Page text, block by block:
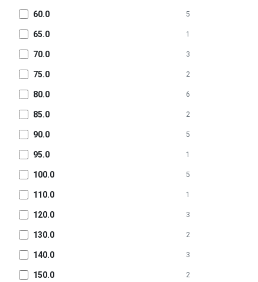
60.0 5
65.0 1
70.0 3
75.0 2
80.0 6
85.0 2
90.0 5
95.0 1
100.0 5
110.0 1
120.0 3
130.0 2
140.0 3
150.0 2